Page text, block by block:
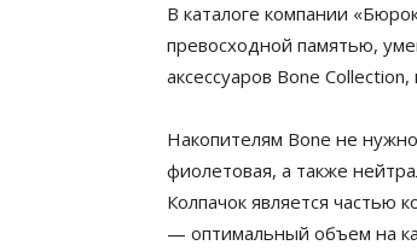
В каталоге компании
превосходной памятью,
аксессуаров Bone
Накопителям Bone не
фиолетовая, а также
Колпачок является частью
— оптимальный объем на